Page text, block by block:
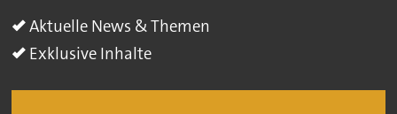
Aktuelle News & Themen
Exklusive Inhalte